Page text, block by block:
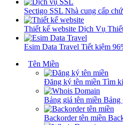
Sectigo SSL Nhà cung cấp
Thiết kế website Dịch Vụ
Esim Data Travel Tiết kiệm
Tên Miền
Đăng ký tên miền Tìm
Bảng giá tên miền Bảng
Backorder tên miền